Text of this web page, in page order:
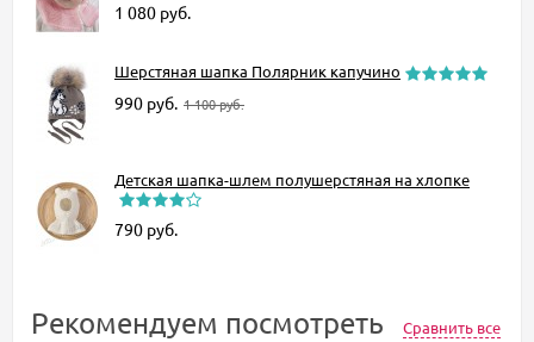
1 080 руб.
Шерстяная шапка Полярник капучино
990 руб. 1 100руб.
Детская шапка-шлем полушерстяная на хлопке
790 руб.
Рекомендуем посмотреть Сравнить все